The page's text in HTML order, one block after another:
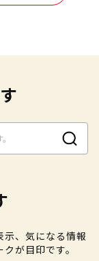
、気になる情報
が目印です。